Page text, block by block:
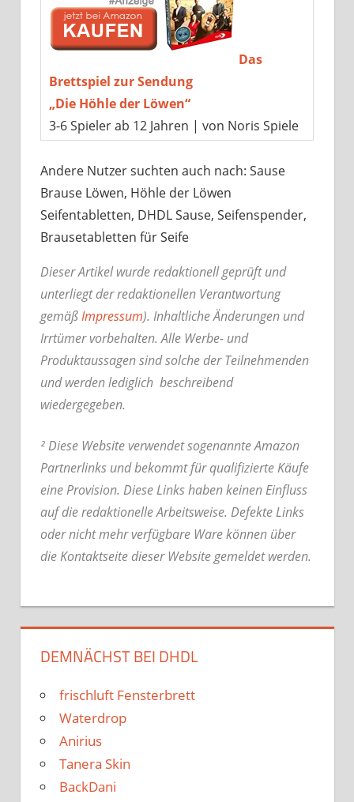
Das
Brettspiel zur Sendung
„Die Höhle der Löwen“
3-6 Spieler ab 12 Jahren | von Noris Spiele
Andere Nutzer suchten auch nach: Sause
Brause Löwen, Höhle der Löwen
Seifentabletten, DHDL Sause, Seifenspender,
Brausetabletten für Seife
Dieser Artikel wurde redaktionell geprüft und
unterliegt der redaktionellen Verantwortung
gemäßImpressum). Inhaltliche Änderungen und
Irrtümer vorbehalten. Alle Werbe- und
Produktaussagen sind solche der Teilnehmenden
und werden lediglich beschreibend
wiedergegeben.
² Diese Website verwendet sogenannte Amazon
Partnerlinks und bekommt für qualifizierte Käufe
eine Provision. Diese Links haben keinen Einfluss
auf die redaktionelle Arbeitsweise. Defekte Links
oder nicht mehr verfügbare Ware können über
die Kontaktseite dieser Website gemeldet werden.
DEMNÄCHST BEI DHDL
frischluft Fensterbrett
Waterdrop
Anirius
Tanera Skin
BackDani